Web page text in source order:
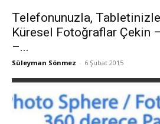
Telefonunuzla,
Küresel Fotoğraflar Çekin
–...
Süleyman Sönmez - 6 Şubat 2015